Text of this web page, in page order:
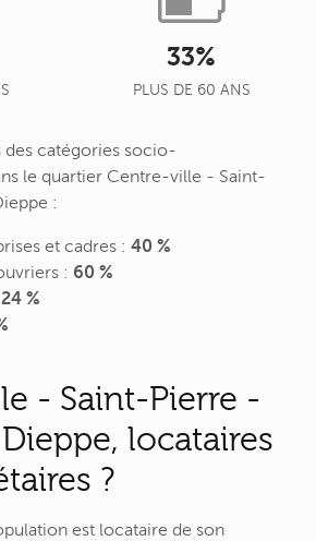
33%
PLUS DE 60 ANS
catégories socio-
le quartier Centre-ville - Saint-
:
et cadres : 40 %
: 60 %
24 %
- Saint-Pierre -
locataires
?
est locataire de son